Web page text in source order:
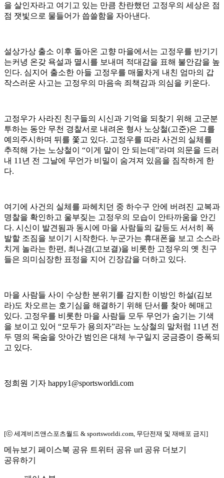
을 살인자라고 여기고 있는 만큼 찬란했던 고정우의 세상은 점
점 잿빛으로 물들어가 씁쓸함을 자아낸다.
설상가상 출소 이후 돌아온 고향 마을에서는 고정우를 반기기
는커녕 온갖 욕설과 멸시를 보내며 적대감을 표해 불안감을 높
인다. 심지어 출소한 아들 고정우를 매몰차게 내친 엄마의 갑
작스러운 사고는 고정우의 마음속 죄책감과 의심을 키운다.
고정우가 사라진 친구들의 시신과 기억을 되찾기 위해 고군분
투하는 동안 무천 경찰서로 내려온 형사 노상철(고준)은 그를
예의주시하며 뒤를 쫓고 있다. 고정우를 따라 사건의 실체를
추적해 가는 노상철이 “이게 말이 안 되는데”라며 의문을 드러
내 11년 전 그날에 무언가 비밀이 숨겨져 있음을 짐작하게 한
다.
여기에 사건의 실체를 파헤치던 중 하수구 안에 버려진 교복과
명찰을 확인하고 울부짖는 고정우의 모습이 안타까움을 안긴
다. 시신이 발견됨과 동시에 마을 사람들의 갈등도 서서히 폭
발할 조짐을 보이기 시작한다. 누군가는 휴대폰을 보고 소스라
치게 놀라는 한편, 최나겸(고보결)을 비롯한 고정우의 옛 친구
들은 의미심장한 표정을 지어 긴장감을 더하고 있다.
마을 사람들 사이 수상한 분위기를 감지한 이방인 하설(김보
라)도 차오르는 호기심을 해결하기 위해 단서를 찾아 헤매고
있다. 고정우를 비롯한 마을 사람들 모두 무언가 숨기는 기색
을 보이고 있어 “모두가 용의자”라는 노상철의 말처럼 11년 전
두 명의 목숨을 앗아간 범인은 대체 누구일지 궁금증이 증폭되
고 있다.
정희원 기자 happy1@sportsworldi.com
[ⓒ 세계비즈앤스포츠월드 & sportsworldi.com, 무단전재 및 재배포 금지]
메뉴보기 페이스북 공유 트위터 공유 url 공유 더보기
공유하기